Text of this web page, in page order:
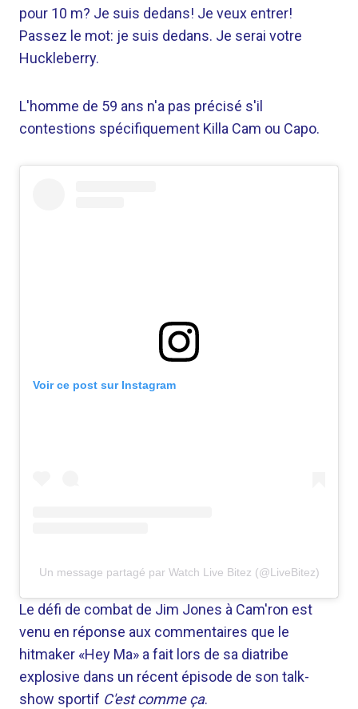
pour 10 m? Je suis dedans! Je veux entrer!
Passez le mot: je suis dedans. Je serai votre
Huckleberry.
L'homme de 59 ans n'a pas précisé s'il
contestions spécifiquement Killa Cam ou Capo.
Voir ce post sur Instagram
Un message partagé par Watch Live Bitez (@LiveBitez)
Le défi de combat de Jim Jones à Cam'ron est
venu en réponse aux commentaires que le
hitmaker «Hey Ma» a fait lors de sa diatribe
explosive dans un récent épisode de son talk-
show sportif C'est comme ça.